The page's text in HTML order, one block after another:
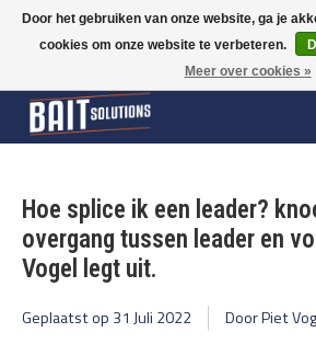
Gratis verzending vanaf 50 euro binnen NL | Op voorraad
verzonden | België vanaf 70 euro gratis verzonden
Hoe splice ik een leader?
overgang tussen leader en
Vogel legt uit.
Geplaatst op 31 Juli 2022
Door Piet
Door het gebruiken van onze website, ga je
cookies om onze website te verbeteren.
Meer over cookies »